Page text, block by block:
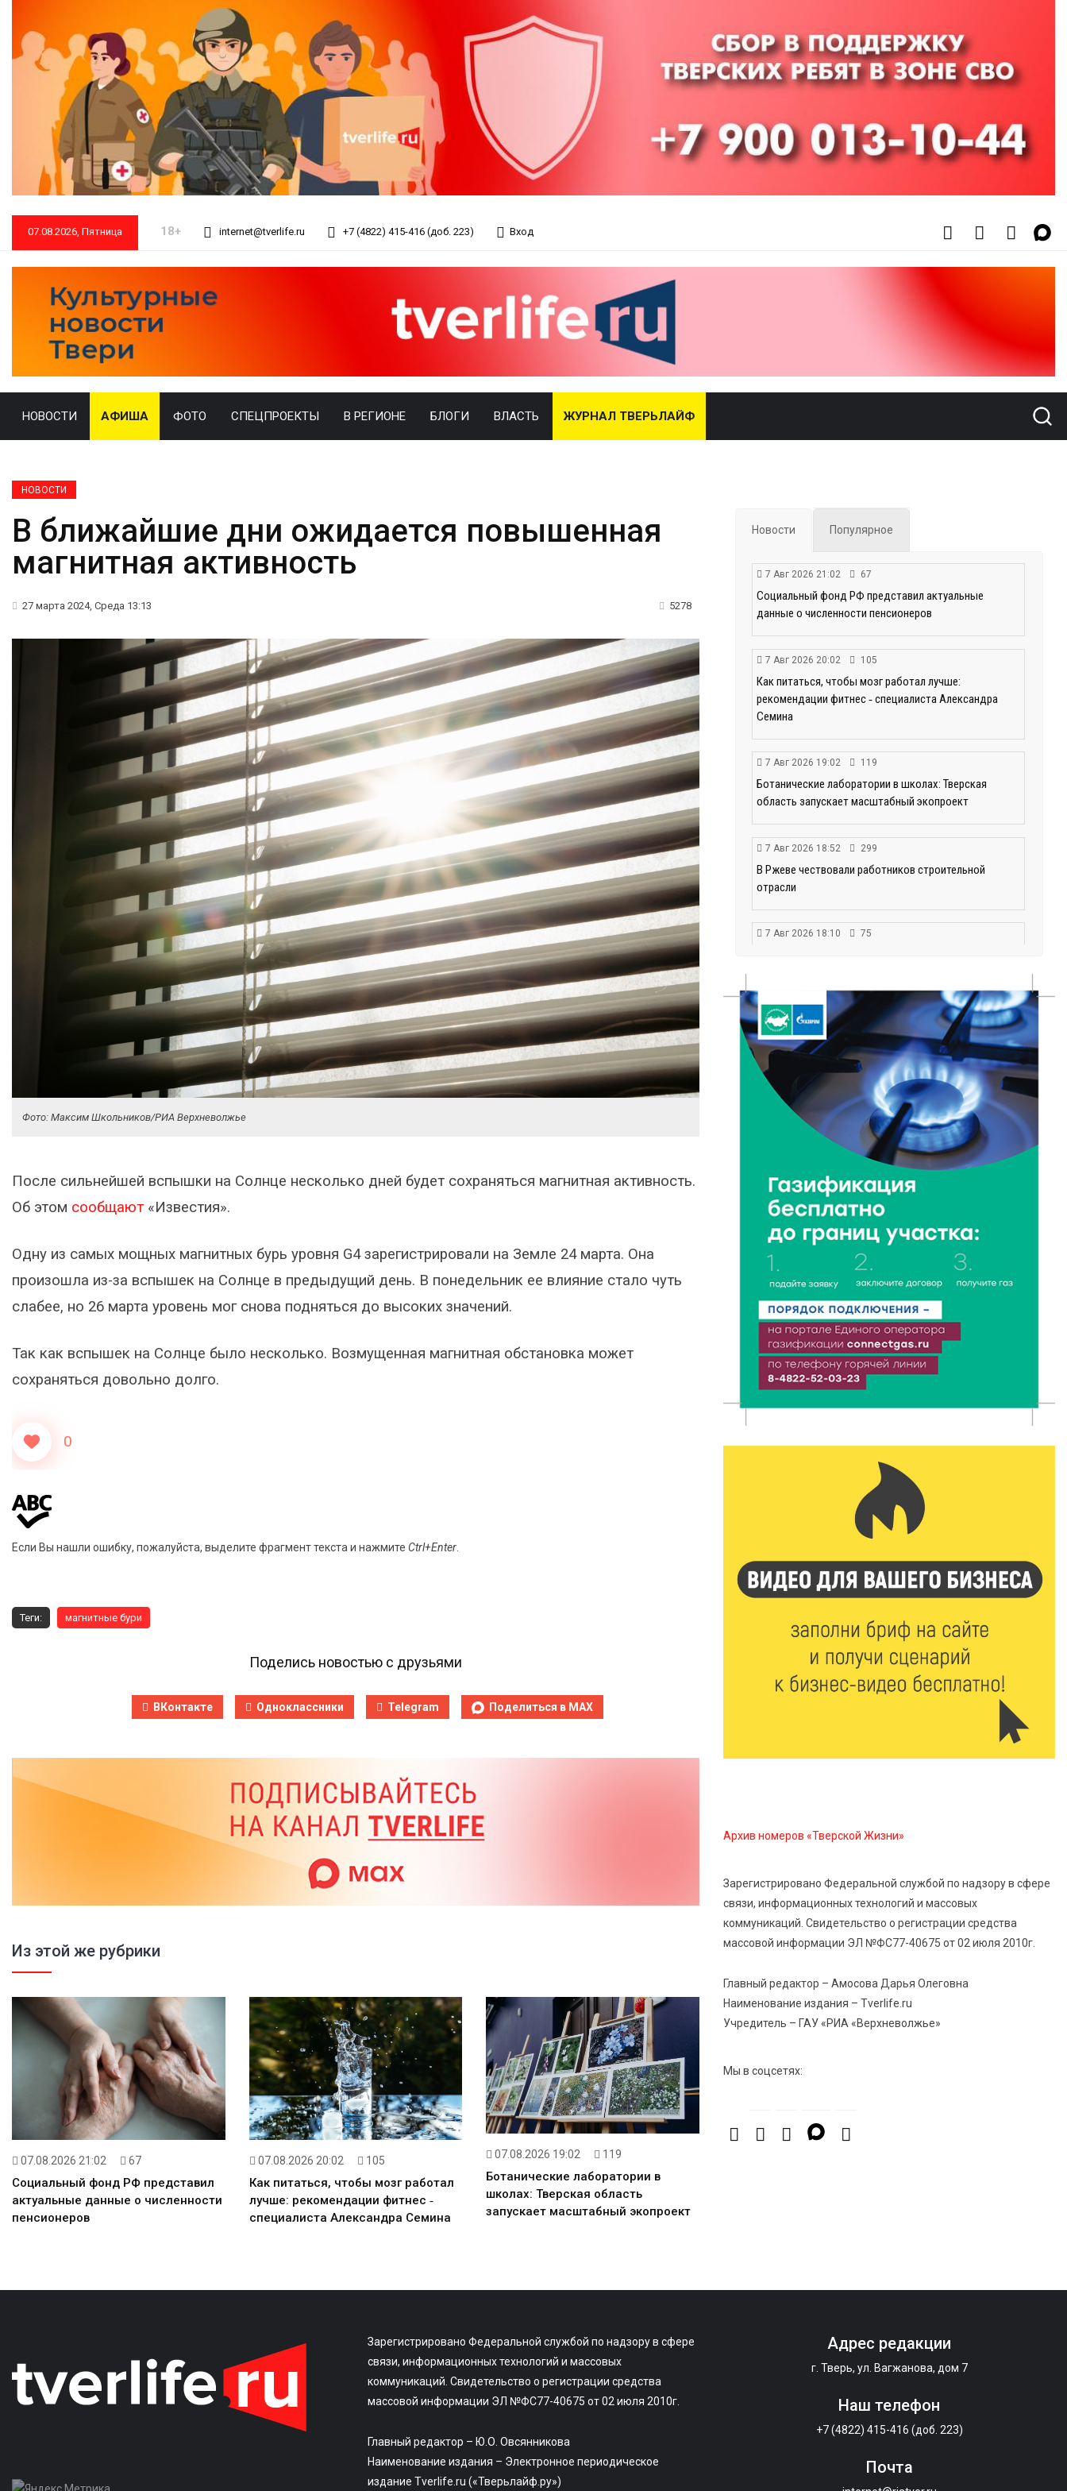
07.08.2026, Пятница 18+ internet@tverlife.ru +7 (4822) 415-416 (доб. 223) Вход
НОВОСТИ АФИША ФОТО СПЕЦПРОЕКТЫ В РЕГИОНЕ БЛОГИ ВЛАСТЬ ЖУРНАЛ ТВЕРЬЛАЙФ
НОВОСТИ
В ближайшие дни ожидается повышенная
магнитная активность
27 марта 2024, Среда 13:13 5278
Фото: Максим Школьников/РИА Верхневолжье
После сильнейшей вспышки на Солнце несколько дней будет сохраняться магнитная активность.
Об этом сообщают «Известия».
Одну из самых мощных магнитных бурь уровня G4 зарегистрировали на Земле 24 марта. Она
произошла из-за вспышек на Солнце в предыдущий день. В понедельник ее влияние стало чуть
слабее, но 26 марта уровень мог снова подняться до высоких значений.
Так как вспышек на Солнце было несколько. Возмущенная магнитная обстановка может
сохраняться довольно долго.
0
Если Вы нашли ошибку, пожалуйста, выделите фрагмент текста и нажмите Ctrl+Enter
Теги: магнитные бури
Поделись новостью с друзьями
ВКонтакте Одноклассники Telegram Поделиться в MAX
Из этой же рубрики
07.08.2026 21:02 67
Социальный фонд РФ представил
актуальные данные о численности
пенсионеров
07.08.2026 20:02 105
Как питаться, чтобы мозг работал
лучше: рекомендации фитнес ‑
специалиста Александра Семина
07.08.2026 19:02 119
Ботанические лаборатории в
школах: Тверская область
запускает масштабный экопроект
Новости Популярное
7 Авг 2026 21:02 67
Социальный фонд РФ представил актуальные
данные о численности пенсионеров
7 Авг 2026 20:02 105
Как питаться, чтобы мозг работал лучше:
рекомендации фитнес ‑ специалиста Александра
Семина
7 Авг 2026 19:02 119
Ботанические лаборатории в школах: Тверская
область запускает масштабный экопроект
7 Авг 2026 18:52 299
В Ржеве чествовали работников строительной
отрасли
7 Авг 2026 18:10 75
7 Авг 2026 18:02
В Нило-Столобенской пустыни началась
реставрация фасада исторической
Крестовоздвиженской церкви
7 Авг 2026 18:01 109
День арбуза отметили ребята в Андреапольском
7 Авг 2026 17:02 168
Названы первые победители программы «Земский
работник культуры» в Тверской области
7 Авг 2026 16:32
Без прав и лицензий: итоги проверки таксистов в
Твери
7 Авг 2026 16:02 254
141
Открыт набор на программу амбассадоров для
студентов российских вузов
Жителям Тверской области напомнили об
опасности домашних заготовок
7 Авг 2026 15:32 164
Золотой век “Горьковки”: как А. М. Кузнецова
изменила библиотечную жизнь Верхневолжья
трансформаторных подстанций и более 146 км ЛЭП
На Петербургском марафоне «Пушкин — Петербург»
профессиональных спортсменов
7 Авг 2026 15:02 919
От звёздочек к чемпионам: в Твери отметили
7 Авг 2026 14:46 161
Медицина стала самым популярным направлением у
Владимир Васильев посетил СНТ в Твери
В Старице состоится бесплатный фестиваль
Архив номеров «Тверской Жизни»
Зарегистрировано Федеральной службой по надзору в сфере
связи, информационных технологий и массовых
коммуникаций. Свидетельство о регистрации средства
массовой информации ЭЛ №ФС77-40675 от 02 июля 2010г.
Главный редактор – Амосова Дарья Олеговна
Наименование издания – Tverlife.ru
Учредитель – ГАУ «РИА «Верхневолжье»
Мы в соцсетях:
Зарегистрировано Федеральной службой по надзору в сфере
связи, информационных технологий и массовых
коммуникаций. Свидетельство о регистрации средства
массовой информации ЭЛ №ФС77-40675 от 02 июля 2010г.
Главный редактор – Ю.О. Овсянникова
Наименование издания – Электронное периодическое
издание Tverlife.ru («Тверьлайф.ру»)
Адрес редакции
г. Тверь, ул. Вагжанова, дом 7
Наш телефон
+7 (4822) 415-416 (доб. 223)
Почта